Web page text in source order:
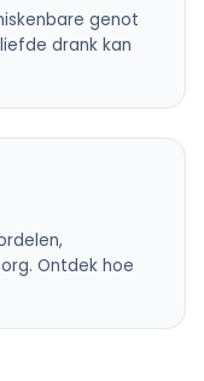
genot
drank kan
Ontdek hoe